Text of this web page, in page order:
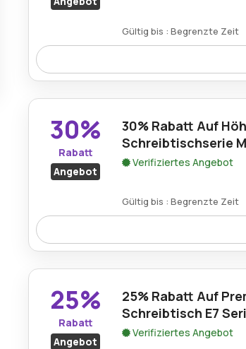
Gültig bis : Begrenzte Zeit
Neukunden erhalten 10€ Rabatt auf
Registrierungsprozess auf der FlexiSpot
30%
Rabatt
Angebot
30% Rabatt Auf
Schreibtischserie
Verifiziertes Angebot
Gültig bis : Begrenzte Zeit
Auf die vierbeinige höhenverstellbare
Flexibilität und starke Leistung für
25%
Rabatt
Angebot
25% Rabatt Auf
Schreibtisch E7
Verifiziertes Angebot